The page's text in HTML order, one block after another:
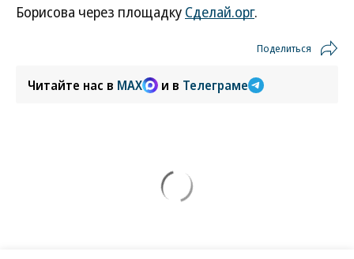
Борисова через площадку Сделай.орг.
Поделиться
Читайте нас в MAX и в Телеграме